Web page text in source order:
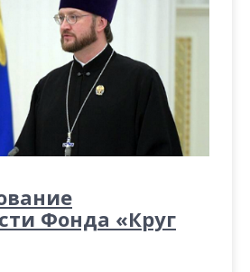
Фонда «Круг